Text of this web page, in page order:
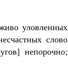
уловленных
слово
непорочно;